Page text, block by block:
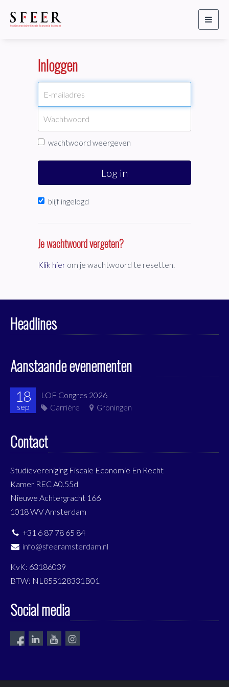
Toggle
Inloggen
wachtwoord weergeven
Log in
blijf ingelogd
Je wachtwoord vergeten?
Klik hier om je wachtwoord te resetten.
Headlines
Aanstaande evenementen
18
sep
LOF Congres 2026
Carrière Groningen
Contact
Studievereniging Fiscale Economie En Recht
Kamer REC A0.55d
Nieuwe Achtergracht 166
1018 WV Amsterdam
+31 6 87 78 65 84
info@sfeeramsterdam.nl
KvK: 63186039
BTW: NL855128331B01
Social media